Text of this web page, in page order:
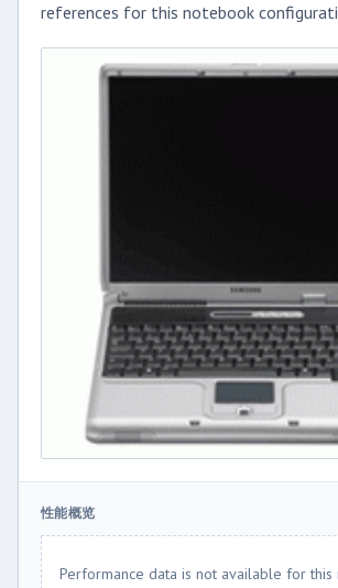
references for this notebook
性能概览
Performance data is not available for this